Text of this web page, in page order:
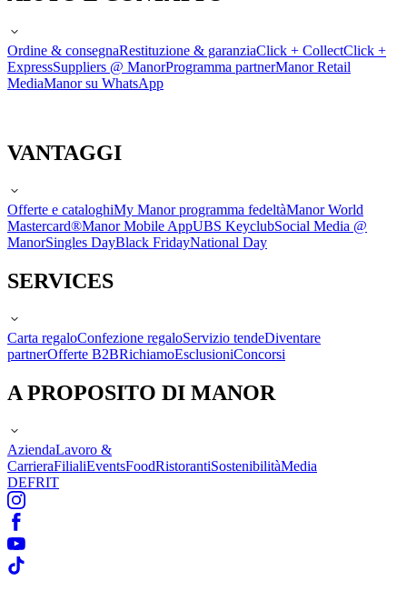
Ordine & consegnaRestituzione & garanziaClick + CollectClick +
ExpressSuppliers @ ManorProgramma partnerManor Retail
MediaManor su WhatsApp
VANTAGGI
Offerte e cataloghiMy Manor programma fedeltàManor World
Mastercard®Manor Mobile AppUBS KeyclubSocial Media @
ManorSingles DayBlack FridayNational Day
SERVICES
Carta regaloConfezione regaloServizio tendeDiventare
partnerOfferte B2BRichiamoEsclusioniConcorsi
A PROPOSITO DI MANOR
AziendaLavoro &
CarrieraFilialiEventsFoodRistorantiSostenibilitàMedia
DEFRIT